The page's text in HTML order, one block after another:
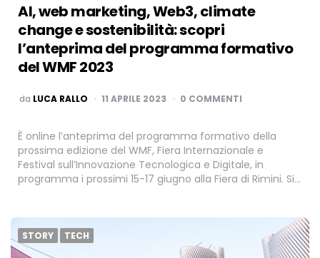
AI, web marketing, Web3, climate
change e sostenibilità: scopri
l’anteprima del programma formativo
del WMF 2023
PUBBLICATO
da LUCA RALLO 11 APRILE 2023 0 COMMENTI
È online l’anteprima del programma formativo della
prossima edizione del WMF, Fiera Internazionale e
Festival sull’Innovazione Tecnologica e Digitale, in
programma i prossimi 15-17 giugno alla Fiera di Rimini. Si…
STORY TECH